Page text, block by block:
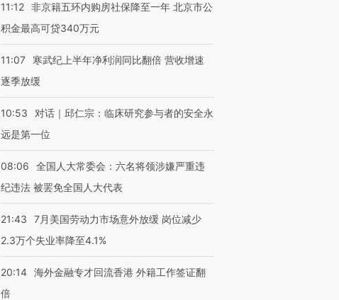
11:12 非京籍五环内购房社保降至一年 北京市公
积金最高可贷340万元
11:07
寒武纪上半年净利润同比翻倍 营收增速
逐季放缓
10:53
对话｜邱仁宗：临床研究参与者的安全永
远是第一位
08:06
全国人大常委会：六名将领涉嫌严重违
纪违法 被罢免全国人大代表
21:43
7月美国劳动力市场意外放缓 岗位减少
2.3万个失业率降至4.1%
20:14 海外金融专才回流香港 外籍工作签证翻
倍